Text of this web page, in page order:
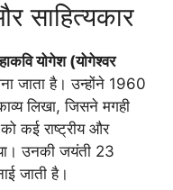
साहित्यकार
योगेश (योगेश्वर
जाता है। उन्होंने 1960
लिखा, जिसने मगही
को कई राष्ट्रीय और
उनकी जयंती 23
जाती है।